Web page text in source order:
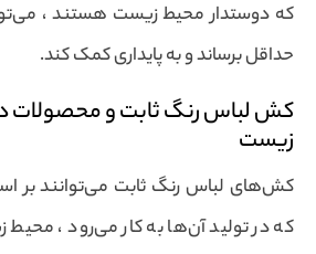
که دوستدار محیط زیست هستند ،
حداقل برساند و به پایداری کمک کند.
کش لباس رنگ ثابت و محصولات
زیست
کش‌های لباس رنگ ثابت می‌توانند بر
که در تولید آن‌ها به کار می‌رود ، محیط